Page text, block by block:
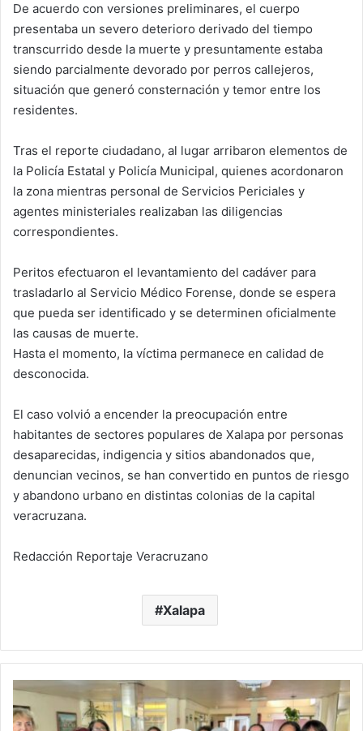
De acuerdo con versiones preliminares, el cuerpo
presentaba un severo deterioro derivado del tiempo
transcurrido desde la muerte y presuntamente estaba
siendo parcialmente devorado por perros callejeros,
situación que generó consternación y temor entre los
residentes.
Tras el reporte ciudadano, al lugar arribaron elementos de
la Policía Estatal y Policía Municipal, quienes acordonaron
la zona mientras personal de Servicios Periciales y
agentes ministeriales realizaban las diligencias
correspondientes.
Peritos efectuaron el levantamiento del cadáver para
trasladarlo al Servicio Médico Forense, donde se espera
que pueda ser identificado y se determinen oficialmente
las causas de muerte.
Hasta el momento, la víctima permanece en calidad de
desconocida.
El caso volvió a encender la preocupación entre
habitantes de sectores populares de Xalapa por personas
desaparecidas, indigencia y sitios abandonados que,
denuncian vecinos, se han convertido en puntos de riesgo
y abandono urbano en distintas colonias de la capital
veracruzana.
Redacción Reportaje Veracruzano
Xalapa
Xalapa
reunirá
a